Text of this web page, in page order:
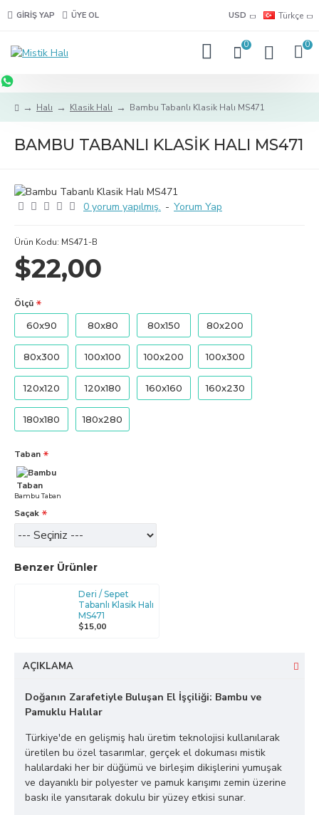
GIRIŞ YAP ÜYE OL USD Türkçe
0 0
Halı Klasik Halı Bambu Tabanlı Klasik Halı MS471
BAMBU TABANLI KLASIK HALI MS471
0 yorum yapılmış. - Yorum Yap
$22,00
Ürün Kodu: MS471-B
Ölçü
60x90
80x80 80x150 80x200
80x300 100x100 100x200 100x300
120x120 120x180 160x160 160x230
180x180 180x280
Taban
Bambu Taban
Saçak
Benzer Ürünler
Deri / Sepet
Tabanlı Klasik Halı
MS471
$15,00
AÇIKLAMA
Doğanın Zarafetiyle Buluşan El İşçiliği: Bambu ve
Pamuklu Halılar
Türkiye'de en gelişmiş halı üretim teknolojisi kullanılarak
üretilen bu özel tasarımlar, gerçek el dokuması mistik
halılardaki her bir düğümü ve birleşim dikişlerini yumuşak
ve dayanıklı bir polyester ve pamuk karışımı zemin üzerine
baskı ile yansıtarak dokulu bir yüzey etkisi sunar.